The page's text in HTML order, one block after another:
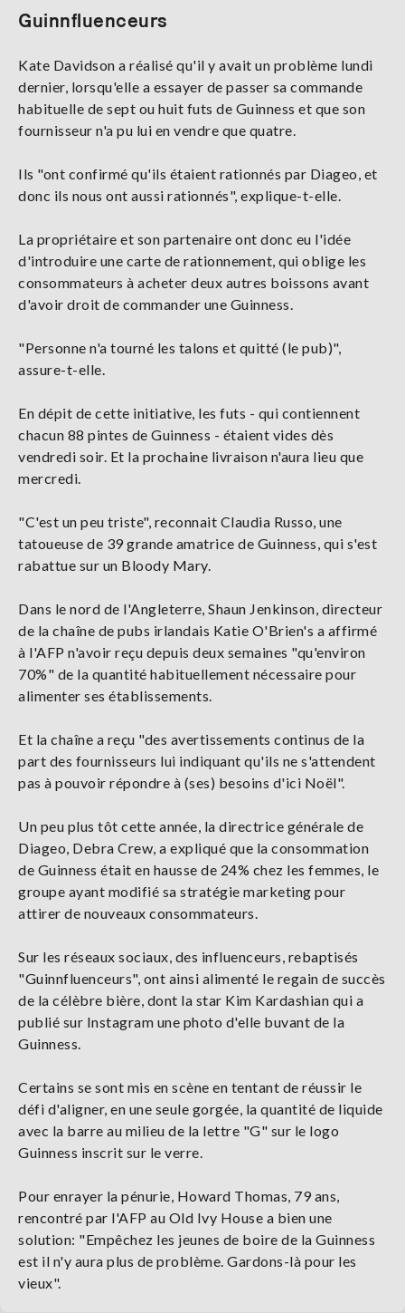
Guinnfluenceurs
Kate Davidson a réalisé qu'il y avait un problème lundi
dernier, lorsqu'elle a essayer de passer sa commande
habituelle de sept ou huit futs de Guinness et que son
fournisseur n'a pu lui en vendre que quatre.
Ils "ont confirmé qu'ils étaient rationnés par Diageo, et
donc ils nous ont aussi rationnés", explique-t-elle.
La propriétaire et son partenaire ont donc eu l'idée
d'introduire une carte de rationnement, qui oblige les
consommateurs à acheter deux autres boissons avant
d'avoir droit de commander une Guinness.
"Personne n'a tourné les talons et quitté (le pub)",
assure-t-elle.
En dépit de cette initiative, les futs - qui contiennent
chacun 88 pintes de Guinness - étaient vides dès
vendredi soir. Et la prochaine livraison n'aura lieu que
mercredi.
"C'est un peu triste", reconnait Claudia Russo, une
tatoueuse de 39 grande amatrice de Guinness, qui s'est
rabattue sur un Bloody Mary.
Dans le nord de l'Angleterre, Shaun Jenkinson, directeur
de la chaîne de pubs irlandais Katie O'Brien's a affirmé
à l'AFP n'avoir reçu depuis deux semaines "qu'environ
70%" de la quantité habituellement nécessaire pour
alimenter ses établissements.
Et la chaîne a reçu "des avertissements continus de la
part des fournisseurs lui indiquant qu'ils ne s'attendent
pas à pouvoir répondre à (ses) besoins d'ici Noël".
Un peu plus tôt cette année, la directrice générale de
Diageo, Debra Crew, a expliqué que la consommation
de Guinness était en hausse de 24% chez les femmes, le
groupe ayant modifié sa stratégie marketing pour
attirer de nouveaux consommateurs.
Sur les réseaux sociaux, des influenceurs, rebaptisés
"Guinnfluenceurs", ont ainsi alimenté le regain de succès
de la célèbre bière, dont la star Kim Kardashian qui a
publié sur Instagram une photo d'elle buvant de la
Guinness.
Certains se sont mis en scène en tentant de réussir le
défi d'aligner, en une seule gorgée, la quantité de liquide
avec la barre au milieu de la lettre "G" sur le logo
Guinness inscrit sur le verre.
Pour enrayer la pénurie, Howard Thomas, 79 ans,
rencontré par l'AFP au Old Ivy House a bien une
solution: "Empêchez les jeunes de boire de la Guinness
est il n'y aura plus de problème. Gardons-là pour les
vieux".